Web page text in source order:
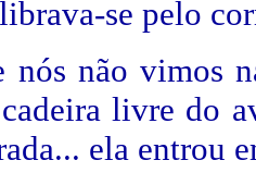
se pelo
nós não vimos
livre do
ela entrou